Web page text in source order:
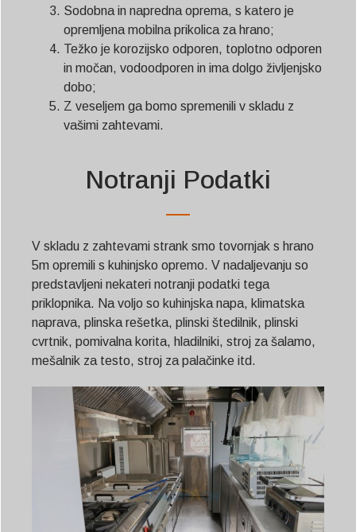
Sodobna in napredna oprema, s katero je
opremljena mobilna prikolica za hrano;
Težko je korozijsko odporen, toplotno odporen
in močan, vodoodporen in ima dolgo življenjsko
dobo;
Z veseljem ga bomo spremenili v skladu z
vašimi zahtevami.
Notranji Podatki
V skladu z zahtevami strank smo tovornjak s hrano
5m opremili s kuhinjsko opremo. V nadaljevanju so
predstavljeni nekateri notranji podatki tega
priklopnika. Na voljo so kuhinjska napa, klimatska
naprava, plinska rešetka, plinski štedilnik, plinski
cvrtnik, pomivalna korita, hladilniki, stroj za šalamo,
mešalnik za testo, stroj za palačinke itd.